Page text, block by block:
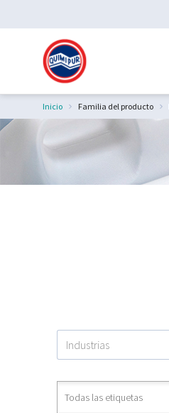
Estás aquí:
Inicio Familia del producto